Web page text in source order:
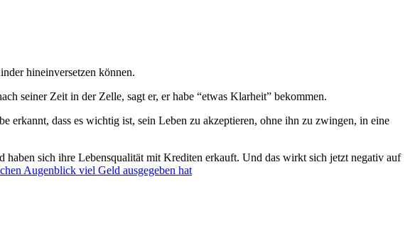
hineinversetzen können.
seiner Zeit in der Zelle, sagt er, er habe “etwas Klarheit” bekommen.
erkannt, dass es wichtig ist, sein Leben zu akzeptieren, ohne ihn zu zwingen, in eine
haben sich ihre Lebensqualität mit Krediten erkauft. Und das wirkt sich jetzt negativ auf
Augenblick viel Geld ausgegeben hat